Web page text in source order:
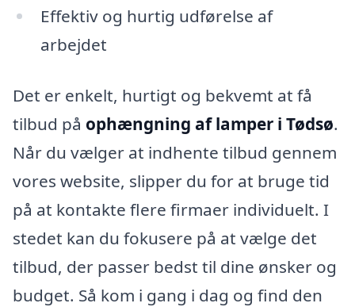
Effektiv og hurtig udførelse af
arbejdet
Det er enkelt, hurtigt og bekvemt at få
tilbud på ophængning af lamper i Tødsø.
Når du vælger at indhente tilbud gennem
vores website, slipper du for at bruge tid
på at kontakte flere firmaer individuelt. I
stedet kan du fokusere på at vælge det
tilbud, der passer bedst til dine ønsker og
budget. Så kom i gang i dag og find den